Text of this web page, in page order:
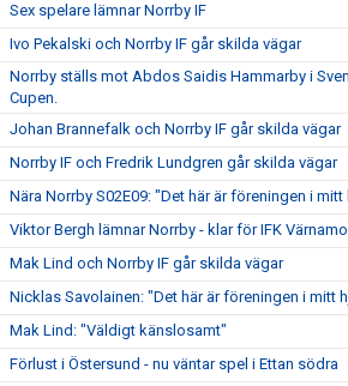
Sex spelare lämnar Norrby IF
Ivo Pekalski och Norrby IF går skilda vägar
Norrby ställs mot Abdos Saidis Hammarby i
Cupen.
Johan Brannefalk och Norrby IF går skilda vägar
Norrby IF och Fredrik Lundgren går skilda vägar
Nära Norrby S02E09: "Det här är föreningen i mitt
Viktor Bergh lämnar Norrby - klar för IFK Värnamo
Mak Lind och Norrby IF går skilda vägar
Nicklas Savolainen: "Det här är föreningen i mitt
Mak Lind: "Väldigt känslosamt"
Förlust i Östersund - nu väntar spel i Ettan södra